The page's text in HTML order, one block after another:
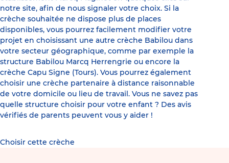
notre site, afin de nous signaler votre choix. Si la
crèche souhaitée ne dispose plus de places
disponibles, vous pourrez facilement modifier votre
projet en choisissant une autre crèche Babilou dans
votre secteur géographique, comme par exemple la
structure Babilou Marcq Herrengrie ou encore la
crèche Capu Signe (Tours). Vous pourrez également
choisir une crèche partenaire à distance raisonnable
de votre domicile ou lieu de travail. Vous ne savez pas
quelle structure choisir pour votre enfant ? Des avis
vérifiés de parents peuvent vous y aider !
Choisir cette crèche